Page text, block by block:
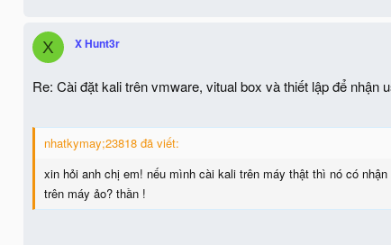
X X Hunt3r
Re: Cài đặt kali trên vmware, vitual box và thiết lập để nhận
nhatkymay;23818 đã viết:
xin hỏi anh chị em! nếu mình cài kali trên máy thật thì nó có
trên máy ảo? thần !